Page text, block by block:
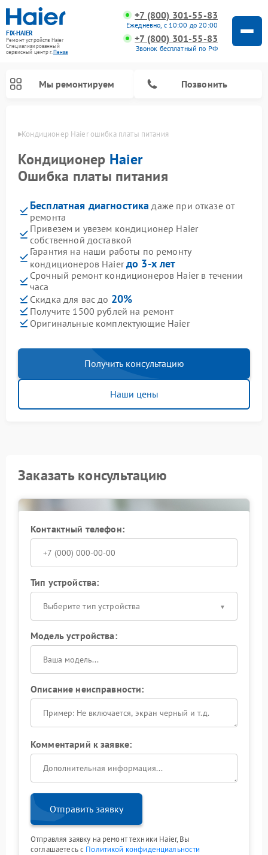
FIX-HAIER
Ремонт устройств Haier
Специализированный
cервисный центр г.Пенза
+7 (800) 301-55-83
Ежедневно, с 10:00 до 20:00
+7 (800) 301-55-83
Звонок бесплатный по РФ
Мы ремонтируем Позвонить
Кондиционер Haier ошибка платы питания
Кондиционер Haier
Ошибка платы питания
Бесплатная диагностика даже при отказе от
ремонта
Привезем и увезем кондиционер Haier
собственной доставкой
Гарантия на наши работы по ремонту
кондиционеров Haierдо 3-х лет
Срочный ремонт кондиционеров Haier в течении
часа
Скидка для вас до 20%
Получите 1500 рублей на ремонт
Оригинальные комплектующие Haier
Получить консультацию
Наши цены
Заказать консультацию
Контактный телефон:
Тип устройства:
Выберите тип устройства
Модель устройства:
Описание неисправности:
Комментарий к заявке:
Отправить заявку
Отправляя заявку на ремонт техники Haier, Вы
соглашаетесь с Политикой конфиденциальности